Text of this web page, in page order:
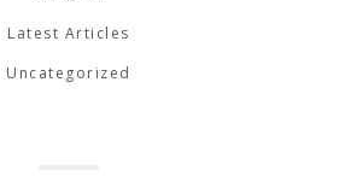
Latest Articles
Uncategorized